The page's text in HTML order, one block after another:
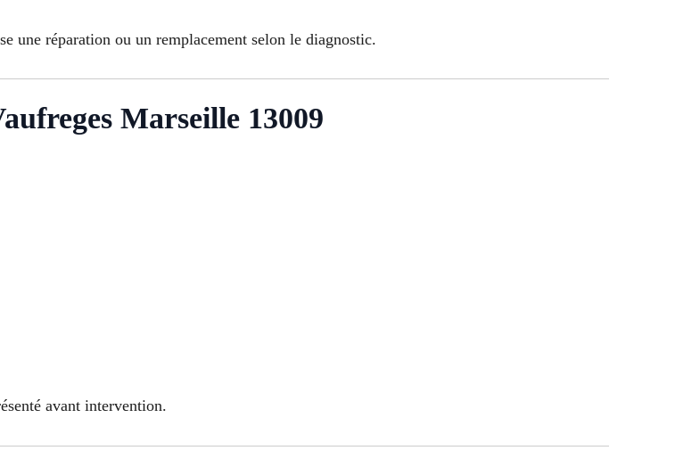
une réparation ou un remplacement selon le diagnostic.
Marseille 13009
avant intervention.